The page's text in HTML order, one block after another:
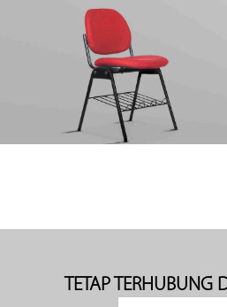
TETAP TERHUBUNG